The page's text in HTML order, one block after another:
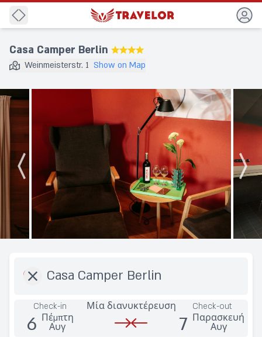
Back
Casa Camper Berlin ★★★★
Weinmeisterstr. 1 Show on Map
Check-in
6 Πέμπτη
Αυγ
Μία διανυκτέρευση Check-out
7 Παρασκευή
Αυγ